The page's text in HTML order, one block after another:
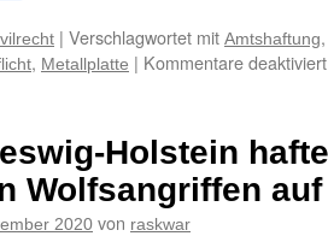
| Verschlagwortet mit Amtshaftung
, Metallplatte | Kommentare deaktiviert
Holstein
Wolfsangriffen
2020 von raskwar